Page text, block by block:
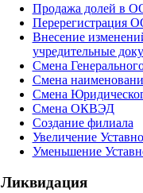
Продажа долей в
Перерегистрация
Внесение
учредительные
Смена
Смена
Смена
Смена ОКВЭД
Создание филиала
Увеличение
Уменьшение
Ликвидация